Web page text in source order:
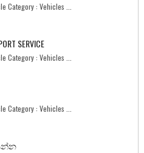
Category : Vehicles ...
SERVICE
Category : Vehicles ...
Category : Vehicles ...